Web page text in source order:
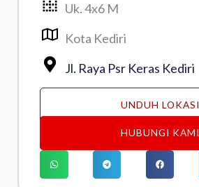
Uk. 4x6 M
Kota Kediri
Jl. Raya Psr Keras Kediri
UNDUH LOKASI
HUBUNGI KAMI